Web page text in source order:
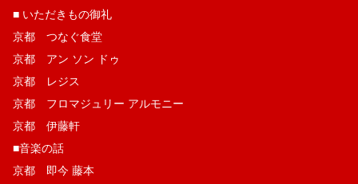
■ いただきもの御礼
京都 つなぐ食堂
京都 アン ソン ドゥ
京都 レジス
京都 フロマジュリー アルモニー
京都 伊藤軒
■音楽の話
京都 即今 藤本